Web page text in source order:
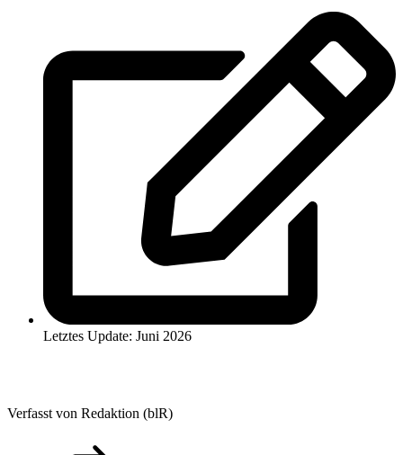
Letztes Update: Juni 2026
Verfasst von Redaktion (blR)